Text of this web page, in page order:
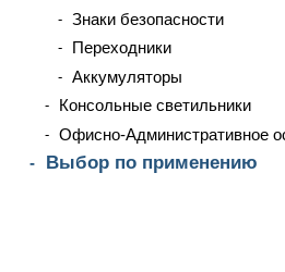
Знаки безопасности
Переходники
Аккумуляторы
Консольные светильники
Офисно-Административное
Выбор по применению